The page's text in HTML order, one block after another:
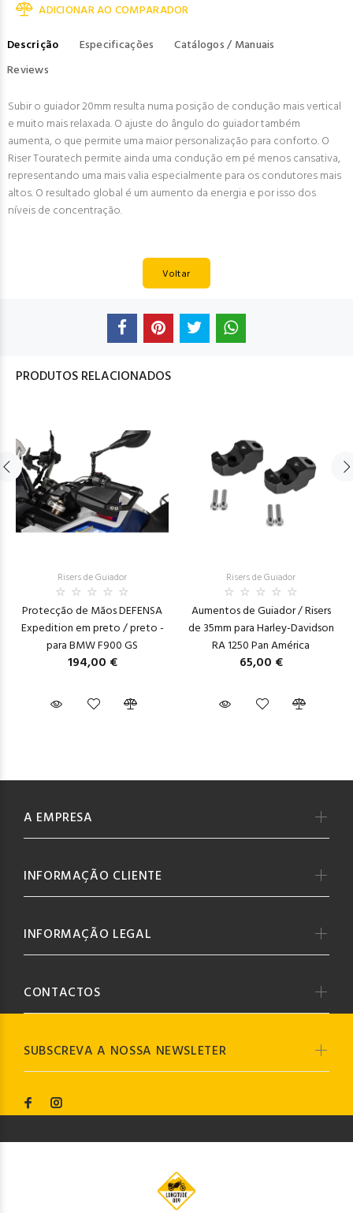
ADICIONAR AO COMPARADOR
Descrição
Especificações
Catálogos / Manuais
Reviews
Subir o guiador 20mm resulta numa posição de condução mais vertical
e muito mais relaxada. O ajuste do ângulo do guiador também
aumenta, o que permite uma maior personalização para conforto. O
Riser Touratech permite ainda uma condução em pé menos cansativa,
representando uma mais valia especialmente para os condutores mais
altos. O resultado global é um aumento da energia e por isso dos
níveis de concentração.
Voltar
PRODUTOS RELACIONADOS
Risers de Guiador
Protecção de Mãos DEFENSA
Expedition em preto / preto -
para BMW F900 GS
194,00 €
Risers de Guiador
Aumentos de Guiador / Risers
de 35mm para Harley-Davidson
RA 1250 Pan América
65,00 €
SUBSCREVA A NOSSA NEWSLETER
A EMPRESA
INFORMAÇÃO CLIENTE
INFORMAÇÃO LEGAL
CONTACTOS